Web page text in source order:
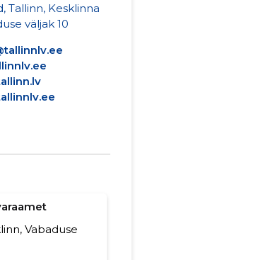
Tallinn, Kesklinna
väljak 10
Vabaduse